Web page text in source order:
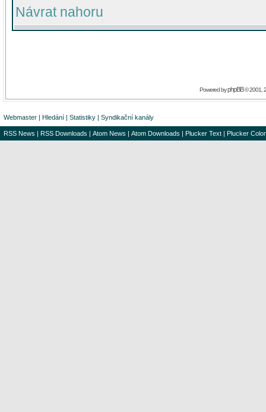
Návrat nahoru
Powered byphpBB© 2001,
Webmaster | Hledání | Statistiky | Syndikační kanály
RSS News | RSS Downloads | Atom News | Atom Downloads | Plucker Text | Plucker Color